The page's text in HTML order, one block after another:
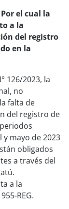
el cual la
a la
del registro
en la
126/2023, la
no
falta de
del registro de
mayo de 2023
obligados
a través del
a la
REG.